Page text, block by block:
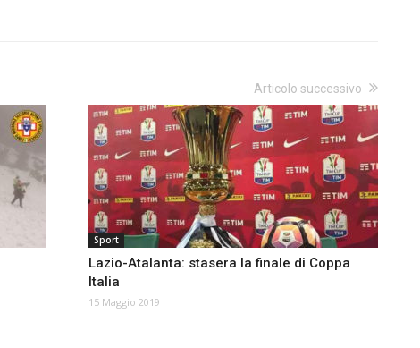
Articolo successivo
Sport
Lazio-Atalanta: stasera la finale di Coppa
Italia
15 Maggio 2019